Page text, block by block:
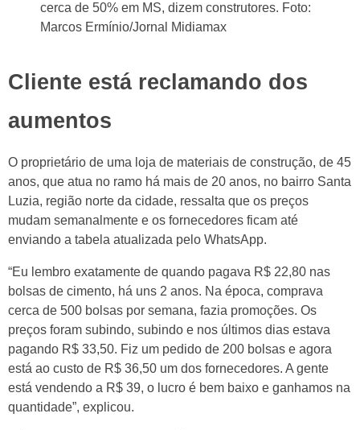
cerca de 50% em MS, dizem construtores. Foto:
Marcos Ermínio/Jornal Midiamax
Cliente está reclamando dos
aumentos
O proprietário de uma loja de materiais de construção, de 45
anos, que atua no ramo há mais de 20 anos, no bairro Santa
Luzia, região norte da cidade, ressalta que os preços
mudam semanalmente e os fornecedores ficam até
enviando a tabela atualizada pelo WhatsApp.
“Eu lembro exatamente de quando pagava R$ 22,80 nas
bolsas de cimento, há uns 2 anos. Na época, comprava
cerca de 500 bolsas por semana, fazia promoções. Os
preços foram subindo, subindo e nos últimos dias estava
pagando R$ 33,50. Fiz um pedido de 200 bolsas e agora
está ao custo de R$ 36,50 um dos fornecedores. A gente
está vendendo a R$ 39, o lucro é bem baixo e ganhamos na
quantidade”, explicou.